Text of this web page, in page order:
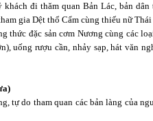
khách đi thăm quan Bản Lác, bản
gia Dệt thổ Cẩm cùng thiếu nữ Thái
thức đặc sản cơm Nương cùng các
uống rượu cần, nhảy sạp, hát văn
tự do tham quan các bản làng của